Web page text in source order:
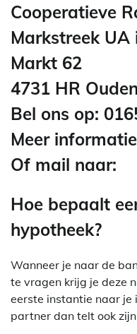
Cooperatieve
Markstreek UA
Markt 62
4731 HR
Bel ons op:
Meer
Of mail naar:
Hoe bepaalt
hypotheek?
Wanneer je naar de
te vragen krijg je deze
eerste instantie naar je
partner dan telt ook